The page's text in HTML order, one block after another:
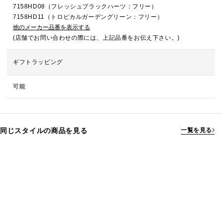
7158HD08（フレッシュブラックハーツ：フリー）
7158HD11（トロピカルガーデングリーン：フリー）
他のメーカー品番を表示する
(店舗でお問い合わせの際には、上記品番をお伝え下さい。)
ギフトラッピング
可能
同じスタイルの商品を見る 一覧を見る